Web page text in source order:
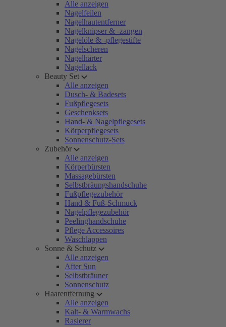
Alle anzeigen
Nagelfeilen
Nagelhautentferner
Nagelknipser & -zangen
Nagelöle & -pflegestifte
Nagelscheren
Nagelhärter
Nagellack
Beauty Set
Alle anzeigen
Dusch- & Badesets
Fußpflegesets
Geschenksets
Hand- & Nagelpflegesets
Körperpflegesets
Sonnenschutz-Sets
Zubehör
Alle anzeigen
Körperbürsten
Massagebürsten
Selbstbräungshandschuhe
Fußpflegezubehör
Hand & Fuß-Schmuck
Nagelpflegezubehör
Peelinghandschuhe
Pflege Accessoires
Waschlappen
Sonne & Schutz
Alle anzeigen
After Sun
Selbstbräuner
Sonnenschutz
Haarentfernung
Alle anzeigen
Kalt- & Warmwachs
Rasierer